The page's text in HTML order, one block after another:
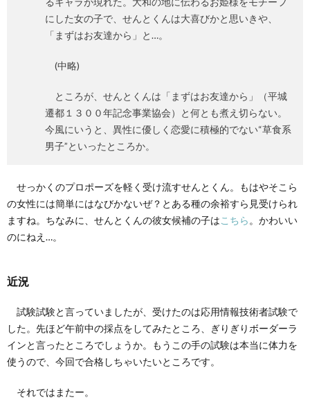
にした女の子で、せんとくんは大喜びかと思いきや、
「まずはお友達から」と…。
(中略)
ところが、せんとくんは「まずはお友達から」（平城
遷都１３００年記念事業協会）と何とも煮え切らない。
今風にいうと、異性に優しく恋愛に積極的でない“草食系
男子”といったところか。
せっかくのプロポーズを軽く受け流すせんとくん。もはやそこら
の女性には簡単にはなびかないぜ？とある種の余裕すら見受けられ
ますね。ちなみに、せんとくんの彼女候補の子はこちら 。かわいい
のにねえ…。
近況
試験試験と言っていましたが、受けたのは応用情報技術者試験で
した。先ほど午前中の採点をしてみたところ、ぎりぎりボーダーラ
インと言ったところでしょうか。もうこの手の試験は本当に体力を
使うので、今回で合格しちゃいたいところです。
それではまたー。